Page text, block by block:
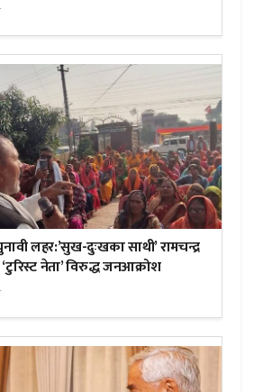
लहर:’सुख-दुःखका साथी’ रामचन्द्र
नेता’ विरुद्ध जनआक्रोश